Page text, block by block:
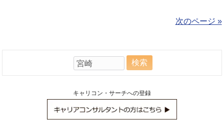
次のページ »
検
キャリコン・サーチへの登録